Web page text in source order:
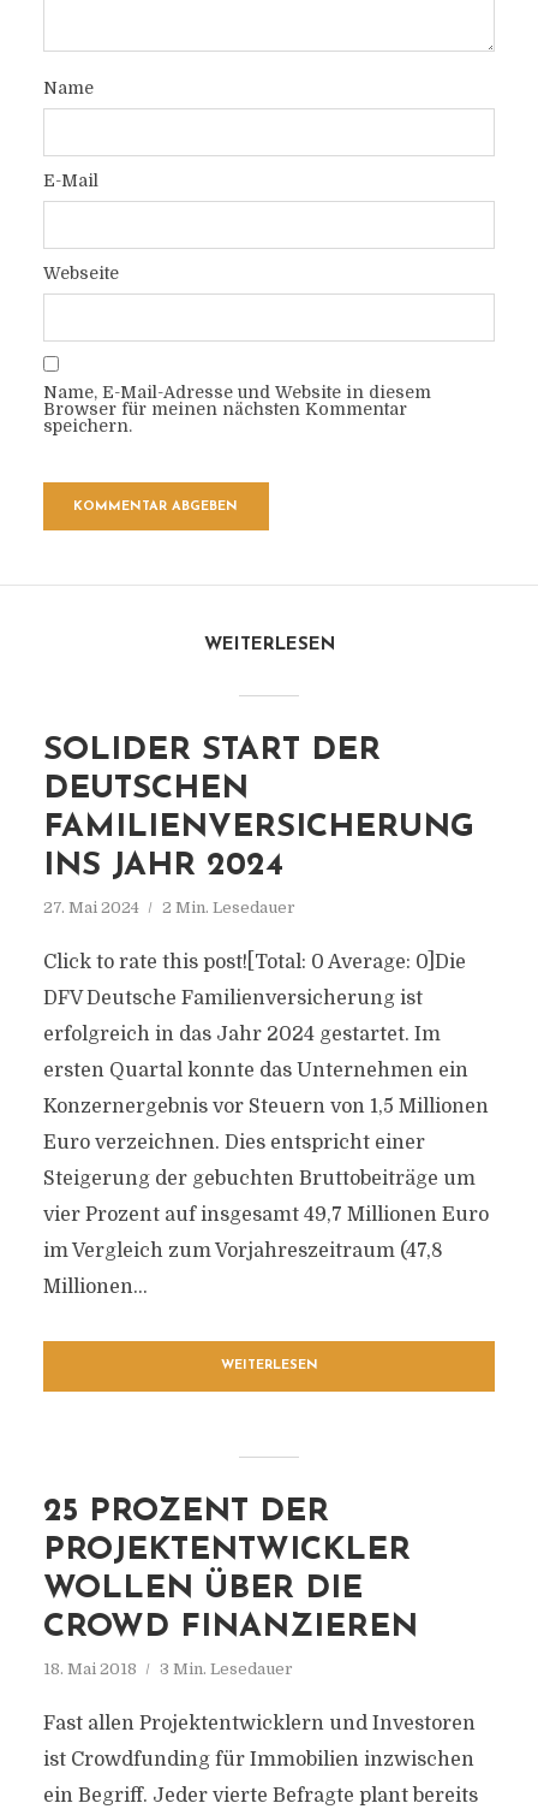
Name
E-Mail
Webseite
Name, E-Mail-Adresse und Website in diesem
Browser für meinen nächsten Kommentar
speichern.
WEITERLESEN
SOLIDER START DER
DEUTSCHEN
FAMILIENVERSICHERUNG
INS JAHR 2024
27. Mai 2024 2 Min. Lesedauer
Click to rate this post![Total: 0 Average: 0]Die
DFV Deutsche Familienversicherung ist
erfolgreich in das Jahr 2024 gestartet. Im
ersten Quartal konnte das Unternehmen ein
Konzernergebnis vor Steuern von 1,5 Millionen
Euro verzeichnen. Dies entspricht einer
Steigerung der gebuchten Bruttobeiträge um
vier Prozent auf insgesamt 49,7 Millionen Euro
im Vergleich zum Vorjahreszeitraum (47,8
Millionen...
WEITERLESEN
25 PROZENT DER
PROJEKTENTWICKLER
WOLLEN ÜBER DIE
CROWD FINANZIEREN
18. Mai 2018 3 Min. Lesedauer
Fast allen Projektentwicklern und Investoren
ist Crowdfunding für Immobilien inzwischen
ein Begriff. Jeder vierte Befragte plant bereits